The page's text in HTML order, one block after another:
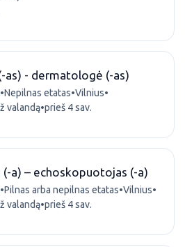
as) - dermatologė (-as)
•Nepilnas etatas•Vilnius•
valandą•prieš 4 sav.
a) – echoskopuotojas (-a)
•Pilnas arba nepilnas etatas•Vilnius•
valandą•prieš 4 sav.